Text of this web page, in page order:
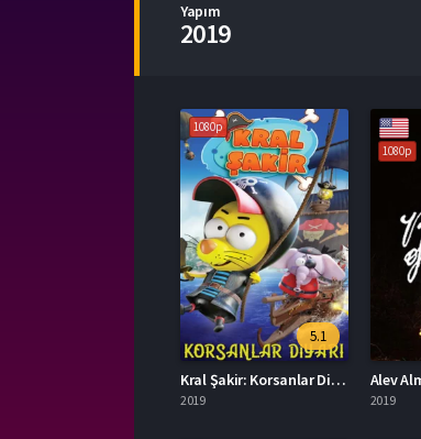
Yapım
2019
1080p
5.1
Kral Şakir: Korsanlar Diyarı Full İzle
2019
1080p
2019